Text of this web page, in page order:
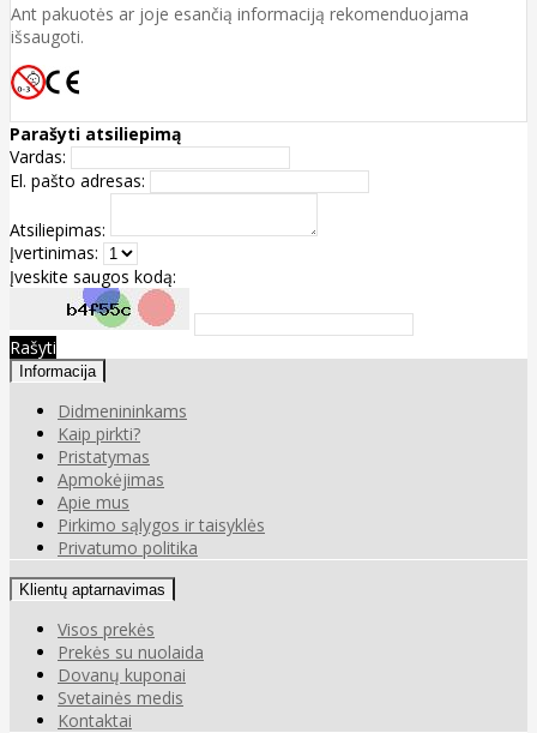
Ant pakuotės ar joje esančią informaciją rekomenduojama
išsaugoti.
Parašyti atsiliepimą
Vardas:
El. pašto adresas:
Atsiliepimas:
Įvertinimas:
Įveskite saugos kodą:
Rašyti
Informacija
Didmenininkams
Kaip pirkti?
Pristatymas
Apmokėjimas
Apie mus
Pirkimo sąlygos ir taisyklės
Privatumo politika
Klientų aptarnavimas
Visos prekės
Prekės su nuolaida
Dovanų kuponai
Svetainės medis
Kontaktai